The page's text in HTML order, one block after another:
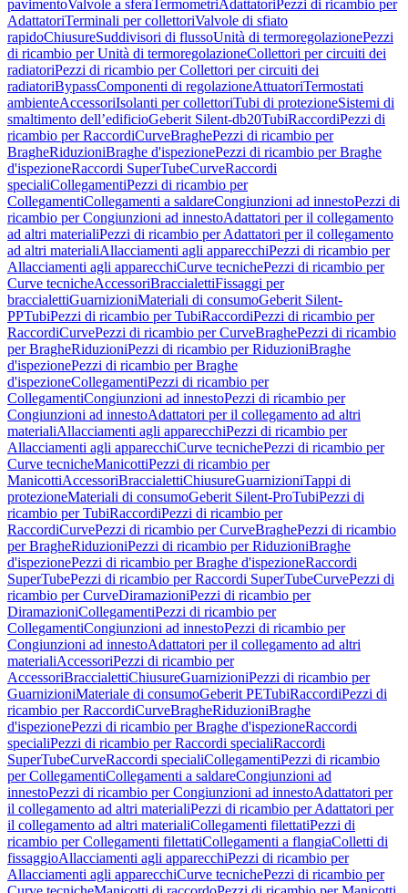
pavimentoValvole a sferaTermometriAdattatoriPezzi di ricambio per
AdattatoriTerminali per collettoriValvole di sfiato
rapidoChiusureSuddivisori di flussoUnità di termoregolazionePezzi
di ricambio per Unità di termoregolazioneCollettori per circuiti dei
radiatoriPezzi di ricambio per Collettori per circuiti dei
radiatoriBypassComponenti di regolazioneAttuatoriTermostati
ambienteAccessoriIsolanti per collettoriTubi di protezioneSistemi di
smaltimento dell’edificioGeberit Silent-db20TubiRaccordiPezzi di
ricambio per RaccordiCurveBraghePezzi di ricambio per
BragheRiduzioniBraghe d'ispezionePezzi di ricambio per Braghe
d'ispezioneRaccordi SuperTubeCurveRaccordi
specialiCollegamentiPezzi di ricambio per
CollegamentiCollegamenti a saldareCongiunzioni ad innestoPezzi di
ricambio per Congiunzioni ad innestoAdattatori per il collegamento
ad altri materialiPezzi di ricambio per Adattatori per il collegamento
ad altri materialiAllacciamenti agli apparecchiPezzi di ricambio per
Allacciamenti agli apparecchiCurve tecnichePezzi di ricambio per
Curve tecnicheAccessoriBraccialettiFissaggi per
braccialettiGuarnizioniMateriali di consumoGeberit Silent-
PPTubiPezzi di ricambio per TubiRaccordiPezzi di ricambio per
RaccordiCurvePezzi di ricambio per CurveBraghePezzi di ricambio
per BragheRiduzioniPezzi di ricambio per RiduzioniBraghe
d'ispezionePezzi di ricambio per Braghe
d'ispezioneCollegamentiPezzi di ricambio per
CollegamentiCongiunzioni ad innestoPezzi di ricambio per
Congiunzioni ad innestoAdattatori per il collegamento ad altri
materialiAllacciamenti agli apparecchiPezzi di ricambio per
Allacciamenti agli apparecchiCurve tecnichePezzi di ricambio per
Curve tecnicheManicottiPezzi di ricambio per
ManicottiAccessoriBraccialettiChiusureGuarnizioniTappi di
protezioneMateriali di consumoGeberit Silent-ProTubiPezzi di
ricambio per TubiRaccordiPezzi di ricambio per
RaccordiCurvePezzi di ricambio per CurveBraghePezzi di ricambio
per BragheRiduzioniPezzi di ricambio per RiduzioniBraghe
d'ispezionePezzi di ricambio per Braghe d'ispezioneRaccordi
SuperTubePezzi di ricambio per Raccordi SuperTubeCurvePezzi di
ricambio per CurveDiramazioniPezzi di ricambio per
DiramazioniCollegamentiPezzi di ricambio per
CollegamentiCongiunzioni ad innestoPezzi di ricambio per
Congiunzioni ad innestoAdattatori per il collegamento ad altri
materialiAccessoriPezzi di ricambio per
AccessoriBraccialettiChiusureGuarnizioniPezzi di ricambio per
GuarnizioniMateriale di consumoGeberit PETubiRaccordiPezzi di
ricambio per RaccordiCurveBragheRiduzioniBraghe
d'ispezionePezzi di ricambio per Braghe d'ispezioneRaccordi
specialiPezzi di ricambio per Raccordi specialiRaccordi
SuperTubeCurveRaccordi specialiCollegamentiPezzi di ricambio
per CollegamentiCollegamenti a saldareCongiunzioni ad
innestoPezzi di ricambio per Congiunzioni ad innestoAdattatori per
il collegamento ad altri materialiPezzi di ricambio per Adattatori per
il collegamento ad altri materialiCollegamenti filettatiPezzi di
ricambio per Collegamenti filettatiCollegamenti a flangiaColletti di
fissaggioAllacciamenti agli apparecchiPezzi di ricambio per
Allacciamenti agli apparecchiCurve tecnichePezzi di ricambio per